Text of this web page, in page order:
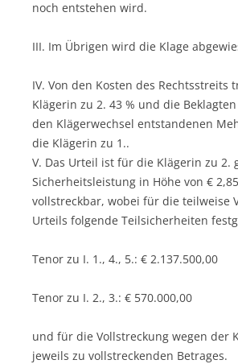
noch entstehen wird.
III. Im Übrigen wird die Klage
IV. Von den Kosten des Rechtsstreits
Klägerin zu 2. 43 % und die
den Klägerwechsel entstandenen
die Klägerin zu 1..
V. Das Urteil ist für die Klägerin zu 2.
Sicherheitsleistung in Höhe von €
vollstreckbar, wobei für die teilweise
Urteils folgende Teilsicherheiten
Tenor zu I. 1., 4., 5.: € 2.137.500,00
Tenor zu I. 2., 3.: € 570.000,00
und für die Vollstreckung wegen der
jeweils zu vollstreckenden Betrages.